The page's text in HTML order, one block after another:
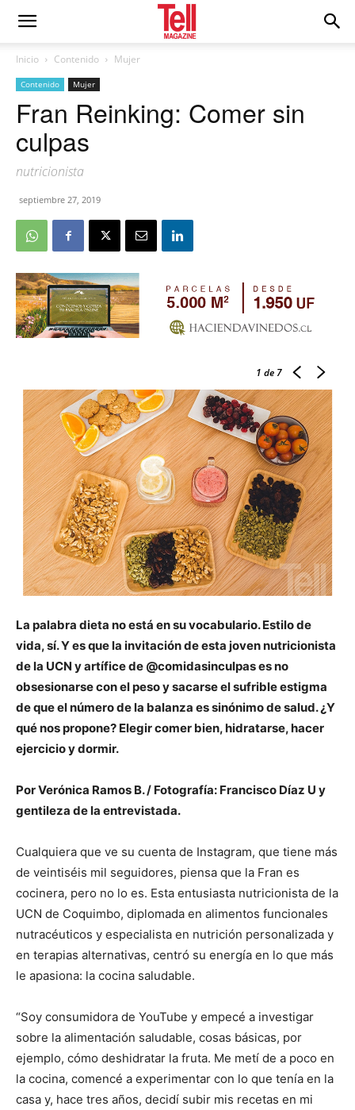
Inicio Contenido Mujer
Contenido Mujer
Fran Reinking: Comer sin
culpas
nutricionista
septiembre 27, 2019
1 de 7
La palabra dieta no está en su vocabulario. Estilo de
vida, sí. Y es que la invitación de esta joven nutricionista
de la UCN y artífice de @comidasinculpas es no
obsesionarse con el peso y sacarse el sufrible estigma
de que el número de la balanza es sinónimo de salud. ¿Y
qué nos propone? Elegir comer bien, hidratarse, hacer
ejercicio y dormir.
Por Verónica Ramos B. / Fotografía: Francisco Díaz U y
gentileza de la entrevistada.
Cualquiera que ve su cuenta de Instagram, que tiene más
de veintiséis mil seguidores, piensa que la Fran es
cocinera, pero no lo es. Esta entusiasta nutricionista de la
UCN de Coquimbo, diplomada en alimentos funcionales
nutracéuticos y especialista en nutrición personalizada y
en terapias alternativas, centró su energía en lo que más
le apasiona: la cocina saludable.
“Soy consumidora de YouTube y empecé a investigar
sobre la alimentación saludable, cosas básicas, por
ejemplo, cómo deshidratar la fruta. Me metí de a poco en
la cocina, comencé a experimentar con lo que tenía en la
casa y, hace tres años, decidí subir mis recetas en mi